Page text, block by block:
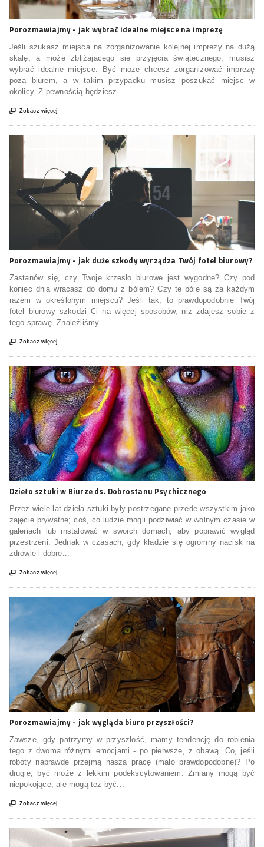
Porozmawiajmy - jak wybrać idealne miejsce na imprezę
Jeśli szukasz miejsca na zorganizowanie kolejnej imprezy na dużą
skalę, a może zbliżającego się przyjęcia świątecznego, musisz
wybrać idealne miejsce. Być może chcesz zorganizować imprezę
poza biurem, a w takim przypadku musisz poszukać miejsc w
okolicy. Z pewnością będziesz...
 Zobacz więcej
Porozmawiajmy - jak duże szkody wyrządza Twój fotel biurowy?
Zastanów się, czy Twoje krzesło biurowe jest wygodne? Czy pod
koniec dnia wracasz do domu z bólem? Czy te bóle są za każdym
razem w określonym miejscu? Jeśli tak, to prawdopodobnie Twój
fotel biurowy szkodzi Ci na więcej sposobów, niż zdajesz sobie z
tego sprawę. Znaleźliśmy...
 Zobacz więcej
Dzieło sztuki w Biurze ds. Dobrostanu Psychicznego
Przez wiele lat dzieła sztuki były postrzegane przede wszystkim jako
zajęcie prywatne; coś, co ludzie mogli podziwiać w wolnym czasie w
galeriach lub instalować w swoich domach, aby poprawić wygląd
przestrzeni. Jednak w czasach, gdy kładzie się ogromny nacisk na
zdrowie i dobre...
 Zobacz więcej
Porozmawiajmy - jak wygląda biuro przyszłości?
Zawsze, gdy patrzymy w przyszłość, mamy tendencję do robienia
tego z dwoma różnymi emocjami - po pierwsze, z obawą. Co, jeśli
roboty naprawdę przejmą naszą pracę (mało prawdopodobne)? Po
drugie, być może z lekkim podekscytowaniem. Zmiany mogą być
niepokojące, ale mogą też być...
 Zobacz więcej